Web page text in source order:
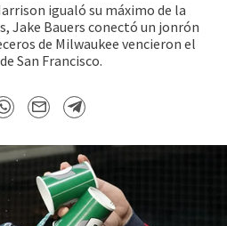
igualó su máximo de la
Jake Bauers conectó un jonrón
de Milwaukee vencieron el
San Francisco.